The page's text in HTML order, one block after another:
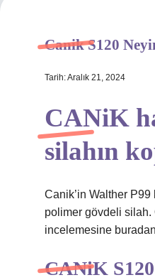
Hakkımızda
Canik S120
Tarih: Aralık 21, 2024
CANiK
silahın
Canik’in Walther
polimer gövdeli silah.
incelemesine
CANiK